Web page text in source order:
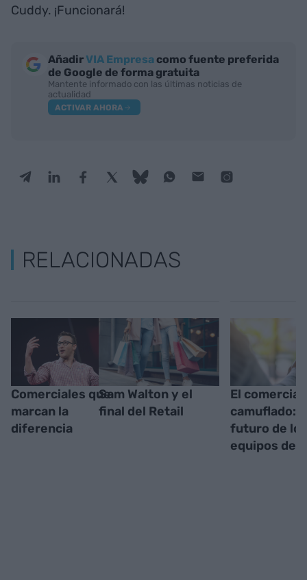
Cuddy. ¡Funcionará!
AñadirVIA Empresa como fuente preferida
de Google de forma gratuita
Mantente informado con las últimas noticias de
actualidad
ACTIVAR AHORA
RELACIONADAS
Comerciales que
marcan la
diferencia
Sam Walton y el
final del Retail
El comercial
camuflado:
futuro de los
equipos de